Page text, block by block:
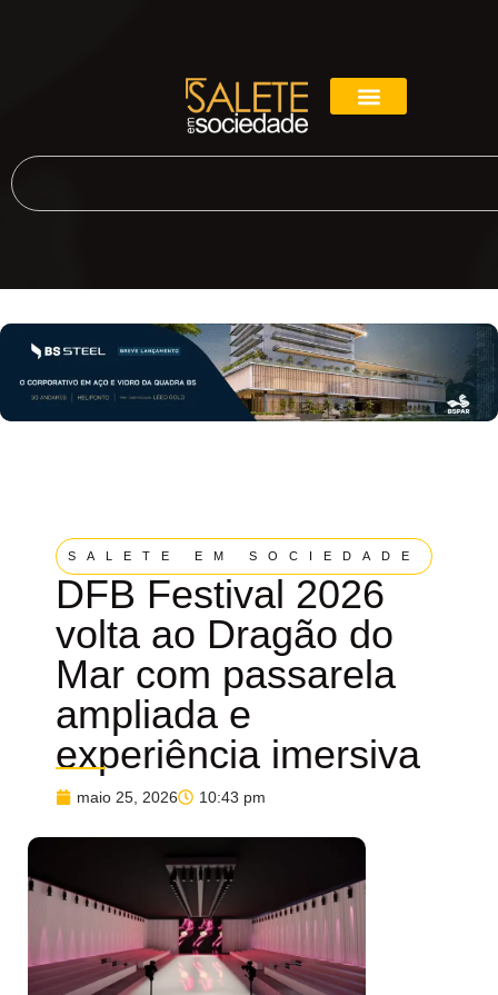
SALETE EM SOCIEDADE
DFB Festival 2026
volta ao Dragão do
Mar com passarela
ampliada e
experiência imersiva
maio 25, 2026 10:43 pm